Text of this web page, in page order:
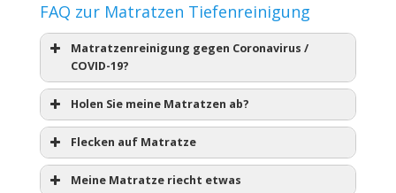
FAQ zur Matratzen Tiefenreinigung
Matratzenreinigung gegen Coronavirus /
COVID-19?
Holen Sie meine Matratzen ab?
Flecken auf Matratze
Meine Matratze riecht etwas